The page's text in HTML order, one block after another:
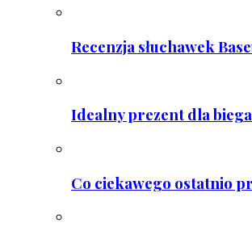
Recenzja słuchawek
Idealny prezent dla
Co ciekawego ostatnio